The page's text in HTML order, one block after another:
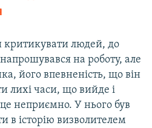
людей, до
на роботу, але
його впевненість, що він
лихі часи, що вийде і
неприємно. У нього був
в історію визволителем